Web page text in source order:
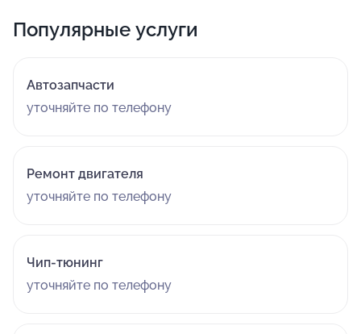
Популярные услуги
Автозапчасти
уточняйте по телефону
Ремонт двигателя
уточняйте по телефону
Чип-тюнинг
уточняйте по телефону